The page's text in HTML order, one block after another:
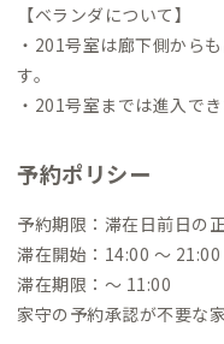
【ベランダについて】
・201号室は廊下側から
す。
・201号室までは進入で
予約ポリシー
予約期限：滞在日前日の
滞在開始：14:00 〜 21:00
滞在期限：〜 11:00
家守の予約承認が不要な家